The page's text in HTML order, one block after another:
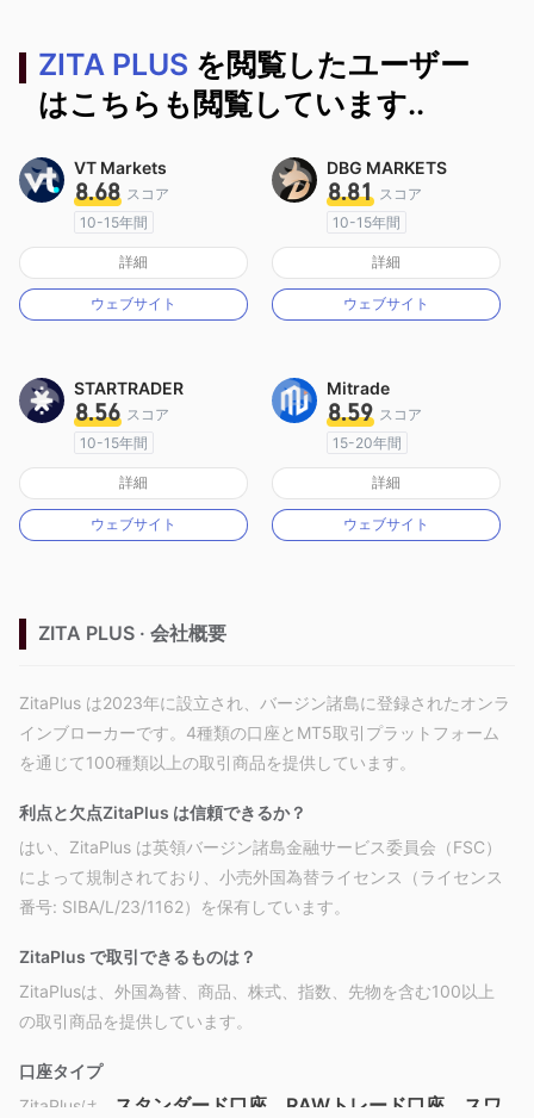
ZITA PLUS を閲覧したユーザー
はこちらも閲覧しています..
VT Markets
8.68 スコア
10-15年間
オーストラリア規制
マーケットメイキングライセンス（MM）
MT4フルライセンス
詳細
ウェブサイト
DBG MARKETS
8.81 スコア
10-15年間
オーストラリア規制
マーケットメイキングライセンス（MM）
MT4フルライセンス
詳細
ウェブサイト
STARTRADER
8.56 スコア
10-15年間
オーストラリア規制
マーケットメイキングライセンス（MM）
MT4フルライセンス
詳細
ウェブサイト
Mitrade
8.59 スコア
15-20年間
オーストラリア規制
マーケットメイキングライセンス（MM）
自社開発
詳細
ウェブサイト
ZITA PLUS · 会社概要
ZitaPlus は2023年に設立され、バージン諸島に登録されたオンラ
インブローカーです。4種類の口座とMT5取引プラットフォーム
を通じて100種類以上の取引商品を提供しています。
利点と欠点ZitaPlus は信頼できるか？
はい、 ZitaPlus は英領バージン諸島金融サービス委員会（FSC）
によって規制されており、小売外国為替ライセンス（ライセンス
番号: SIBA/L/23/1162）を保有しています。
ZitaPlus で取引できるものは？
ZitaPlusは、外国為替、商品、株式、指数、先物を含む100以上
の取引商品を提供しています。
口座タイプ
ZitaPlusは、
スタンダード口座、RAWトレード口座、スワ